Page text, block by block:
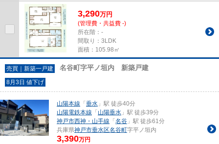
3,290万円
(管理費・共益費 -)
所在階：-
間取り：3LDK
面積：105.98㎡
売買｜新築一戸建 名谷町字平ノ垣内 新築戸建
8月3日 値下げ
山陽本線 「 垂水 」駅 徒歩40分
山陽電鉄本線 「 山陽垂水 」駅 徒歩39分
神戸市西神・山手線 「 名谷 」駅 徒歩61分
兵庫県神戸市垂水区名谷町字平ノ垣内
3,390万円